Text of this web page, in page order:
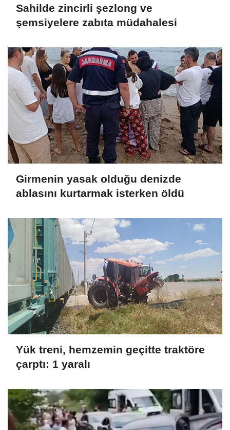
Sahilde zincirli şezlong ve
şemsiyelere zabıta müdahalesi
Girmenin yasak olduğu denizde
ablasını kurtarmak isterken öldü
Yük treni, hemzemin geçitte traktöre
çarptı: 1 yaralı